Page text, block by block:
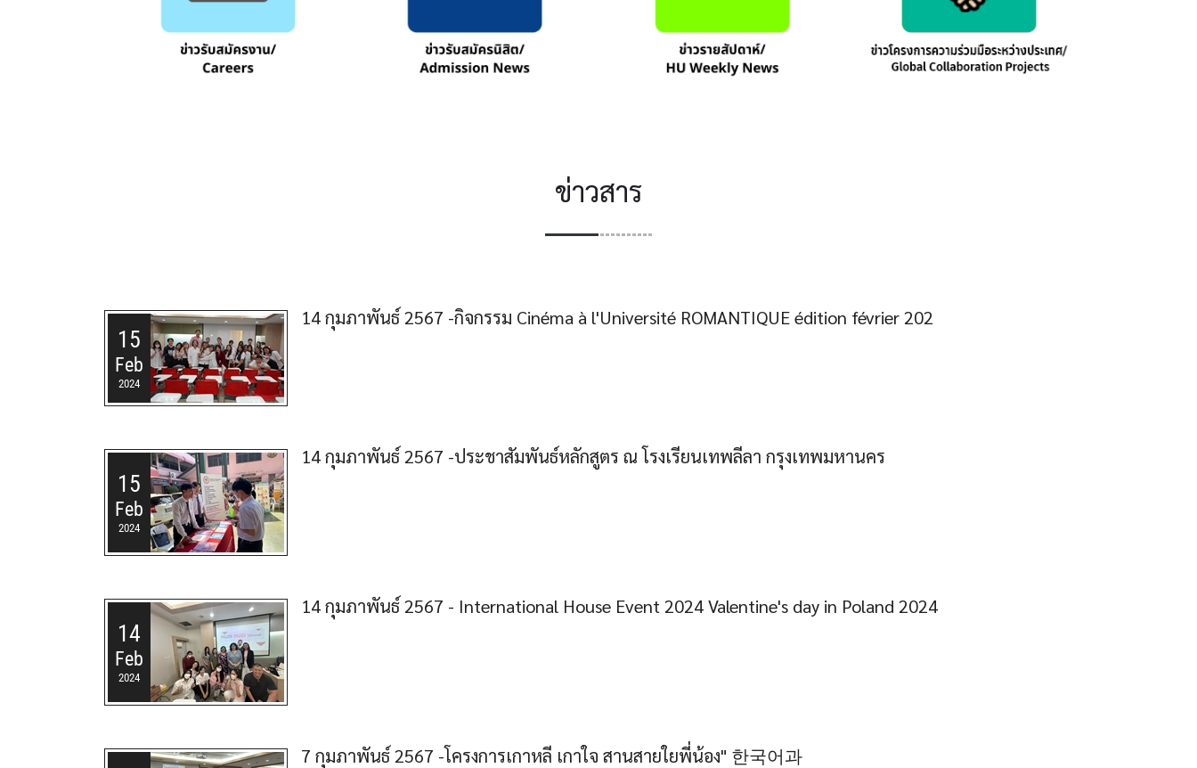
ข่าวสาร
15
Feb
2024
14 กุมภาพันธ์ 2567 -กิจกรรม Cinéma à l'Université ROMANTIQUE édition février 202
15
Feb
2024
14 กุมภาพันธ์ 2567 -ประชาสัมพันธ์หลักสูตร ณ โรงเรียนเทพลีลา กรุงเทพมหานคร
14
Feb
2024
14 กุมภาพันธ์ 2567 - International House Event 2024 Valentine's day in Poland 2024
7 กุมภาพันธ์ 2567 -โครงการเกาหลี เกาใจ สานสายใยพี่น้อง" 한국어과